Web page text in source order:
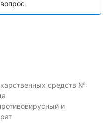
средств №
и